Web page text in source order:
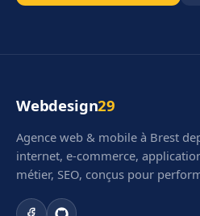
Webdesign29
Agence web & mobile à Brest
internet, e-commerce,
métier, SEO, conçus pour